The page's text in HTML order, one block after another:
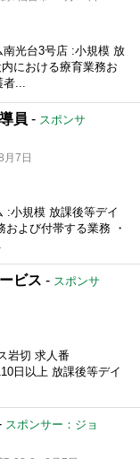
南光台3号店 :小規模 放
における療育業務お
...
員 - スポンサ
月7日
:小規模 放課後等デイ
よび付帯する業務 ・
ビス - スポンサ
岩切 求人番
日以上 放課後等デイ
スポンサー：ジョ